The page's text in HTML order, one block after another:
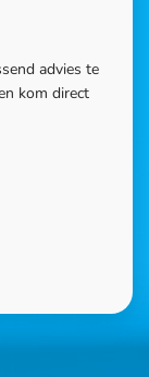
advies te
kom direct